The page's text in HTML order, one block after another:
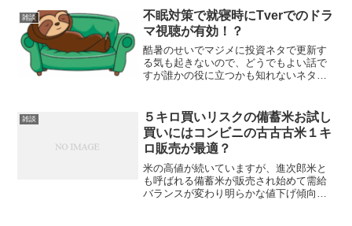
雑談
不眠対策で就寝時にTverでのドラ
マ視聴が有効！？
酷暑のせいでマジメに投資ネタで更新す
る気も起きないので、どうでもよい話で
すが誰かの役に立つかも知れないネタ
ります。これに酷暑が加わると、更に寝
付けない、眠りが浅い、睡眠...
雑談
５キロ買いリスクの備蓄米お試し
買いにはコンビニの古古古米１キ
ロ販売が最適？
米の高値が続いていますが、進次郎米と
も呼ばれる備蓄米が販売され始めて需給
バランスが変わり明らかな値下げ傾向に